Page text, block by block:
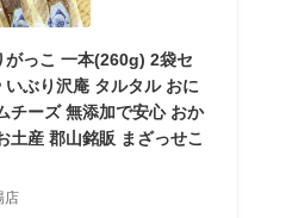
っこ 一本(260g) 2袋セ
ぶり沢庵 タルタル おに
チーズ 無添加で安心 おか
土産 郡山銘販 まざっせこ
店